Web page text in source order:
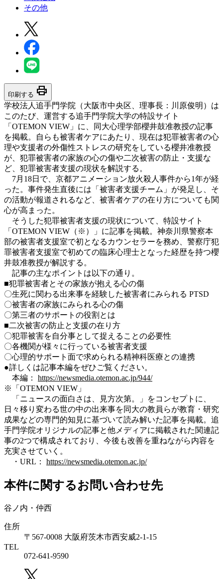
その他
印刷する print
学校法人追手門学院（大阪市中央区、理事長：川原俊明）は
このたび、運営する追手門学院大学の特設サイト
「OTEMON VIEW」に、同大心理学部櫻井鼓准教授の記事
を掲載。自らも被害者ケアにあたり、現在は犯罪被害者の心
理や支援者の外傷性ストレスの研究をしている櫻井准教授
が、犯罪被害者の家族の心の傷や二次被害の防止・支援な
ど、犯罪被害者支援の現状を解説する。
7月18日で、京都アニメーション放火殺人事件から1年が経
った。事件発生直後には「被害者支援チーム」が発足し、そ
の活動が報道されるなど、被害者ケアの在り方についても関
心が高まった。
そうした犯罪被害者支援の現状について、特設サイト
「OTEMON VIEW（※）」に記事を掲載。神奈川県警察本
部の被害者支援室で初となるカウンセラーを務め、警察庁犯
罪被害者支援室で初めての臨床心理士となった経歴を持つ櫻
井鼓准教授が解説する。
記事の主なポイントは以下の通り。
■犯罪被害者とその家族が抱える心の傷
〇生死に関わる出来事を経験した被害者にみられる PTSD
〇被害者の家族にみられる心の傷
〇第三者のサポートの役割とは
■二次被害の防止と支援の在り方
〇犯罪被害を自分事として捉えることの必要性
〇各機関が様々に行っている被害者支援
〇心理的サポート面で求められる精神科医療との連携
●詳しくは記事本編をぜひご覧ください。
本編： https://newsmedia.otemon.ac.jp/944/
※「OTEMON VIEW」
「ニュースの面白さは、見方次第。」をコンセプトに、
日々移り変わる世の中の出来事を同大の教員らが教育・研究
成果などの専門的知見に基づいて読み解いた記事を掲載。追
手門学院オリジナルの記事と他メディアに掲載された関連記
事の2つで構成されており、今後も改善を重ねながら内容を
充実させていく。
・URL： https://newsmedia.otemon.ac.jp/
本件に関するお問い合わせ先
谷ノ内・仲西
住所
〒567-0008 大阪府茨木市西安威2-1-15
TEL
072-641-9590